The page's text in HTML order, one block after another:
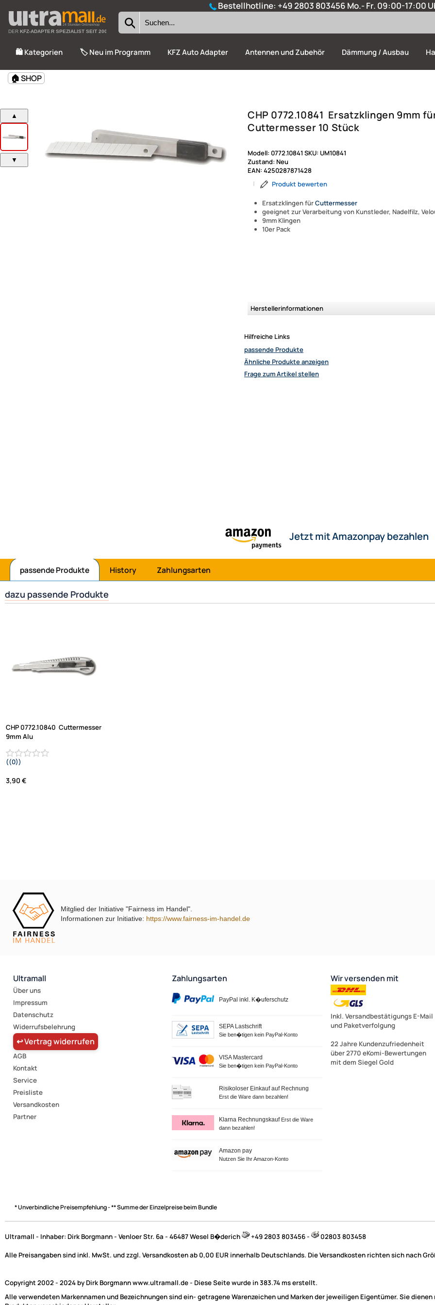
Bestellhotline: +49 2803 803456 Mo.- Fr. 09:00-17:00
24 Stunden Onlineshop
DERKFZ-ADAPTER SPEZIALIST SEIT 2002
🛍️ Kategorien 🏷️ Neu im Programm KFZ Auto Adapter Antennen und Zubehör Dämmung / Ausbau
🏠 SHOP
▲
▼
CHP 0772.10841 Ersatzklingen 9mm
Cuttermesser 10 Stück
Ersatzklingen fürCuttermesser
geeignet zur Verarbeitung von Kunstleder, Nadelfilz,
9mm Klingen
10er Pack
Modell: 0772.10841 SKU: UM10841
Zustand: Neu
EAN: 4250287871428
|
Produkt bewerten
Herstellerinformationen
Hilfreiche Links
passende Produkte
Ähnliche Produkte anzeigen
Frage zum Artikel stellen
Jetzt mit Amazonpay bezahlen
passende Produkte History Zahlungsarten
dazu passende Produkte
CHP 0772.10840 Cuttermesser
9mm Alu
((0))
3,90 €
Mitglied der Initiative "Fairness im Handel".
Informationen zur Initiative: https://www.fairness-im-handel.de
Ultramall
Über uns
Impressum
Datenschutz
Widerrufsbelehrung
↩ Vertrag widerrufen
AGB
Kontakt
Service
Preisliste
Versandkosten
Partner
Zahlungsarten
PayPal inkl. K�uferschutz
SEPA Lastschrift
Sie ben�tigen kein PayPal-Konto
VISA Mastercard
Sie ben�tigen kein PayPal-Konto
Risikoloser Einkauf auf Rechnung
Erst die Ware dann bezahlen!
Klarna Rechnungskauf Erst die Ware
dann bezahlen!
Amazon pay
Nutzen Sie Ihr Amazon-Konto
Wir versenden mit
Inkl. Versandbestätigungs E-Mail
und Paketverfolgung
22 Jahre Kundenzufriedenheit
über 2770 eKomi-Bewertungen
mit dem Siegel Gold
* Unverbindliche Preisempfehlung - ** Summe der Einzelpreise beim Bundle
Ultramall - Inhaber: Dirk Borgmann - Venloer Str. 6a - 46487 Wesel B�derich +49 2803 803456 - 02803 803458
Alle Preisangaben sind inkl. MwSt. und zzgl. Versandkosten ab 0,00 EUR innerhalb Deutschlands. Die Versandkosten richten sich nach
Copyright 2002 - 2024 by Dirk Borgmann www.ultramall.de - Diese Seite wurde in 383.74 ms erstellt.
Alle verwendeten Markennamen und Bezeichnungen sind ein- getragene Warenzeichen und Marken der jeweiligen Eigentümer. Sie